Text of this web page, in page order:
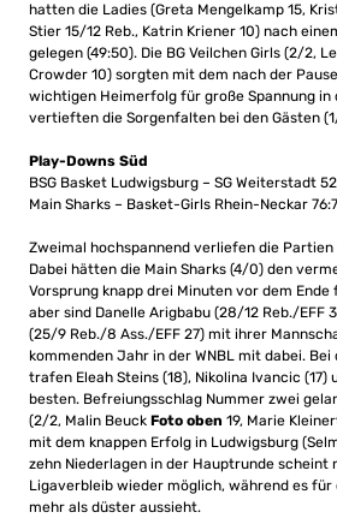
hatten die Ladies (Greta Mengelkamp 15,
Stier 15/12 Reb., Katrin Kriener 10) nach
gelegen (49:50). Die BG Veilchen Girls (2/2,
Crowder 10) sorgten mit dem nach der
wichtigen Heimerfolg für große Spannung in
vertieften die Sorgenfalten bei den Gästen
Play-Downs Süd
BSG Basket Ludwigsburg – SG Weiterstadt
Main Sharks – Basket-Girls Rhein-Neckar
Zweimal hochspannend verliefen die Partien
Dabei hätten die Main Sharks (4/0) den
Vorsprung knapp drei Minuten vor dem
aber sind Danelle Arigbabu (28/12 Reb./EFF
(25/9 Reb./8 Ass./EFF 27) mit ihrer
kommenden Jahr in der WNBL mit dabei.
trafen Eleah Steins (18), Nikolina Ivancic (17)
besten. Befreiungsschlag Nummer zwei
(2/2, Malin Beuck Foto oben 19, Marie
mit dem knappen Erfolg in Ludwigsburg
zehn Niederlagen in der Hauptrunde scheint
Ligaverbleib wieder möglich, während es für
mehr als düster aussieht.